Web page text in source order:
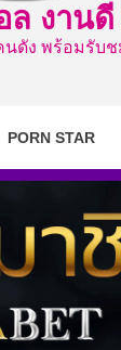
งาน
ดัง พร้อมรั
PORN STAR